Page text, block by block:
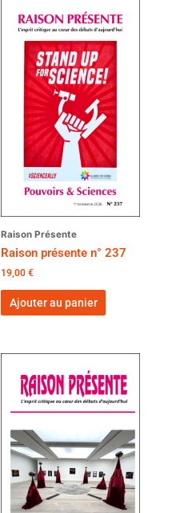
Raison Présente
Raison présente n° 237
19,00 €
Ajouter au panier